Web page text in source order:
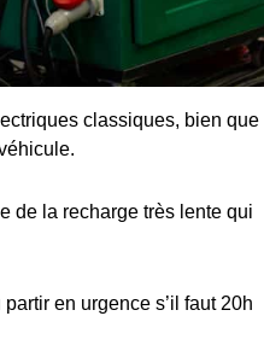
classiques, bien que
de la recharge très lente qui
en urgence s’il faut 20h